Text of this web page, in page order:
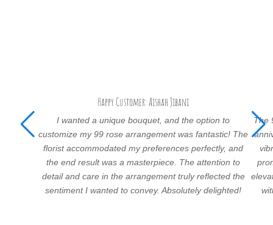
Happy Customer: Aishah Jibani
I wanted a unique bouquet, and the option to
customize my 99 rose arrangement was fantastic! The
florist accommodated my preferences perfectly, and
the end result was a masterpiece. The attention to
detail and care in the arrangement truly reflected the
sentiment I wanted to convey. Absolutely delighted!
The